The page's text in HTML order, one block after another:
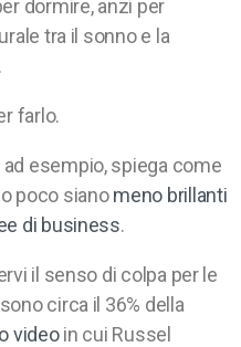
dormire, anzi per
tra il sonno e la
farlo.
ad esempio, spiega come
poco sianomeno brillanti
di business.
il senso di colpa per le
circa il 36% della
videoin cui Russel